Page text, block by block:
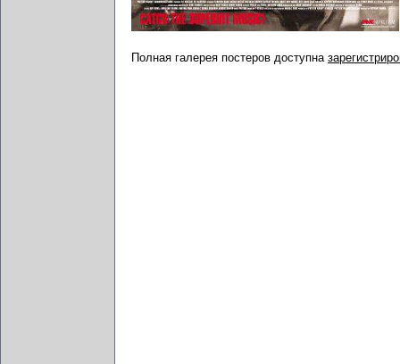
Полная галерея постеров доступна